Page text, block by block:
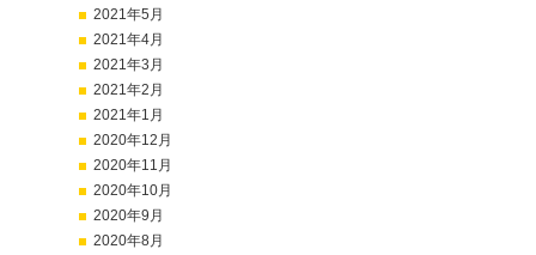
2021年5月
2021年4月
2021年3月
2021年2月
2021年1月
2020年12月
2020年11月
2020年10月
2020年9月
2020年8月